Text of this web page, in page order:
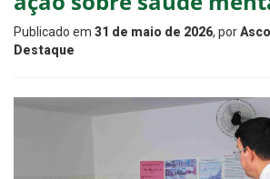
Publicado em 31 de maio de 2026, por
Destaque